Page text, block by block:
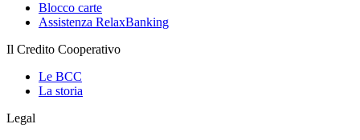
Blocco carte
Assistenza RelaxBanking
Il Credito Cooperativo
Le BCC
La storia
Legal